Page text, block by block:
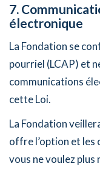
7.
électronique
La Fondation se
pourriel (LCAP) et
communications
cette Loi.
La Fondation
offre l’option et les
vous ne voulez